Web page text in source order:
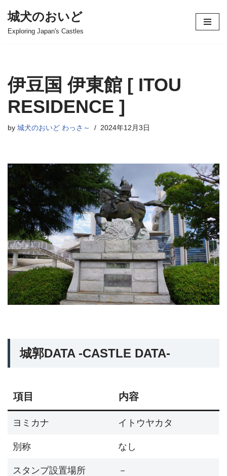
コ
ツ
へ
ス
キ
ッ
城犬のおいど
Exploring Japan's Castles
伊豆国 伊東館 [ ITOU
RESIDENCE ]
by 城犬のおいど わっさ～ 2024年12月3日
城郭DATA -CASTLE DATA-
項目 内容
ヨミカナ イトウヤカタ
別称 なし
スタンプ設置場所 －